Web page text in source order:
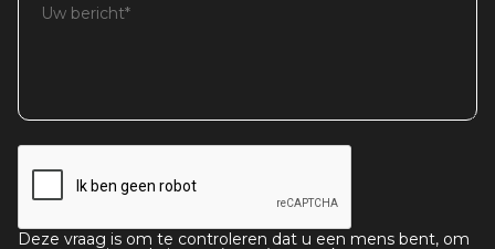
Deze vraag is om te controleren dat u een mens bent, om